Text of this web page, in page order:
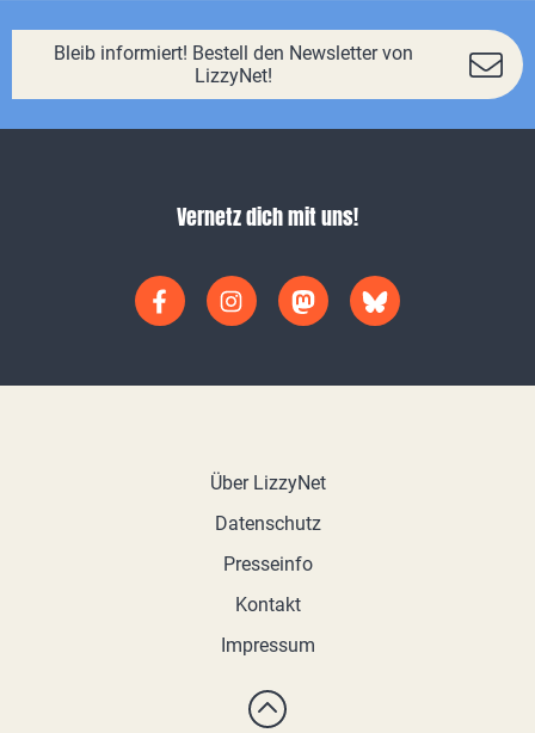
Bleib informiert! Bestell den Newsletter von
LizzyNet!
Vernetz dich mit uns!
Über LizzyNet
Datenschutz
Presseinfo
Kontakt
Impressum